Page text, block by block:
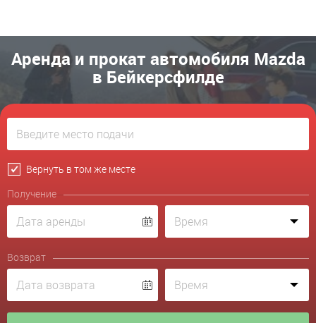
Аренда и прокат автомобиля Mazda
в Бейкерсфилде
Вернуть в том же месте
Получение
Возврат